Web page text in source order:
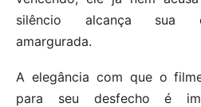
silêncio alcança sua
amargurada.
A elegância com que o
para seu desfecho é